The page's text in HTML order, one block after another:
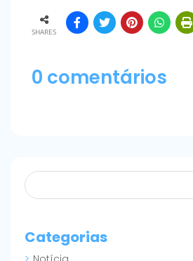
SHARES
0 comentários
Categorias